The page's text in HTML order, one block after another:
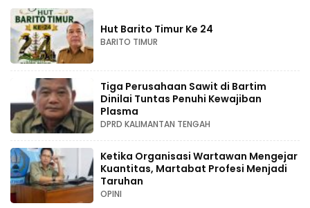
Hut Barito Timur Ke 24
BARITO TIMUR
Tiga Perusahaan Sawit di Bartim
Dinilai Tuntas Penuhi Kewajiban
Plasma
DPRD KALIMANTAN TENGAH
Ketika Organisasi Wartawan Mengejar
Kuantitas, Martabat Profesi Menjadi
Taruhan
OPINI